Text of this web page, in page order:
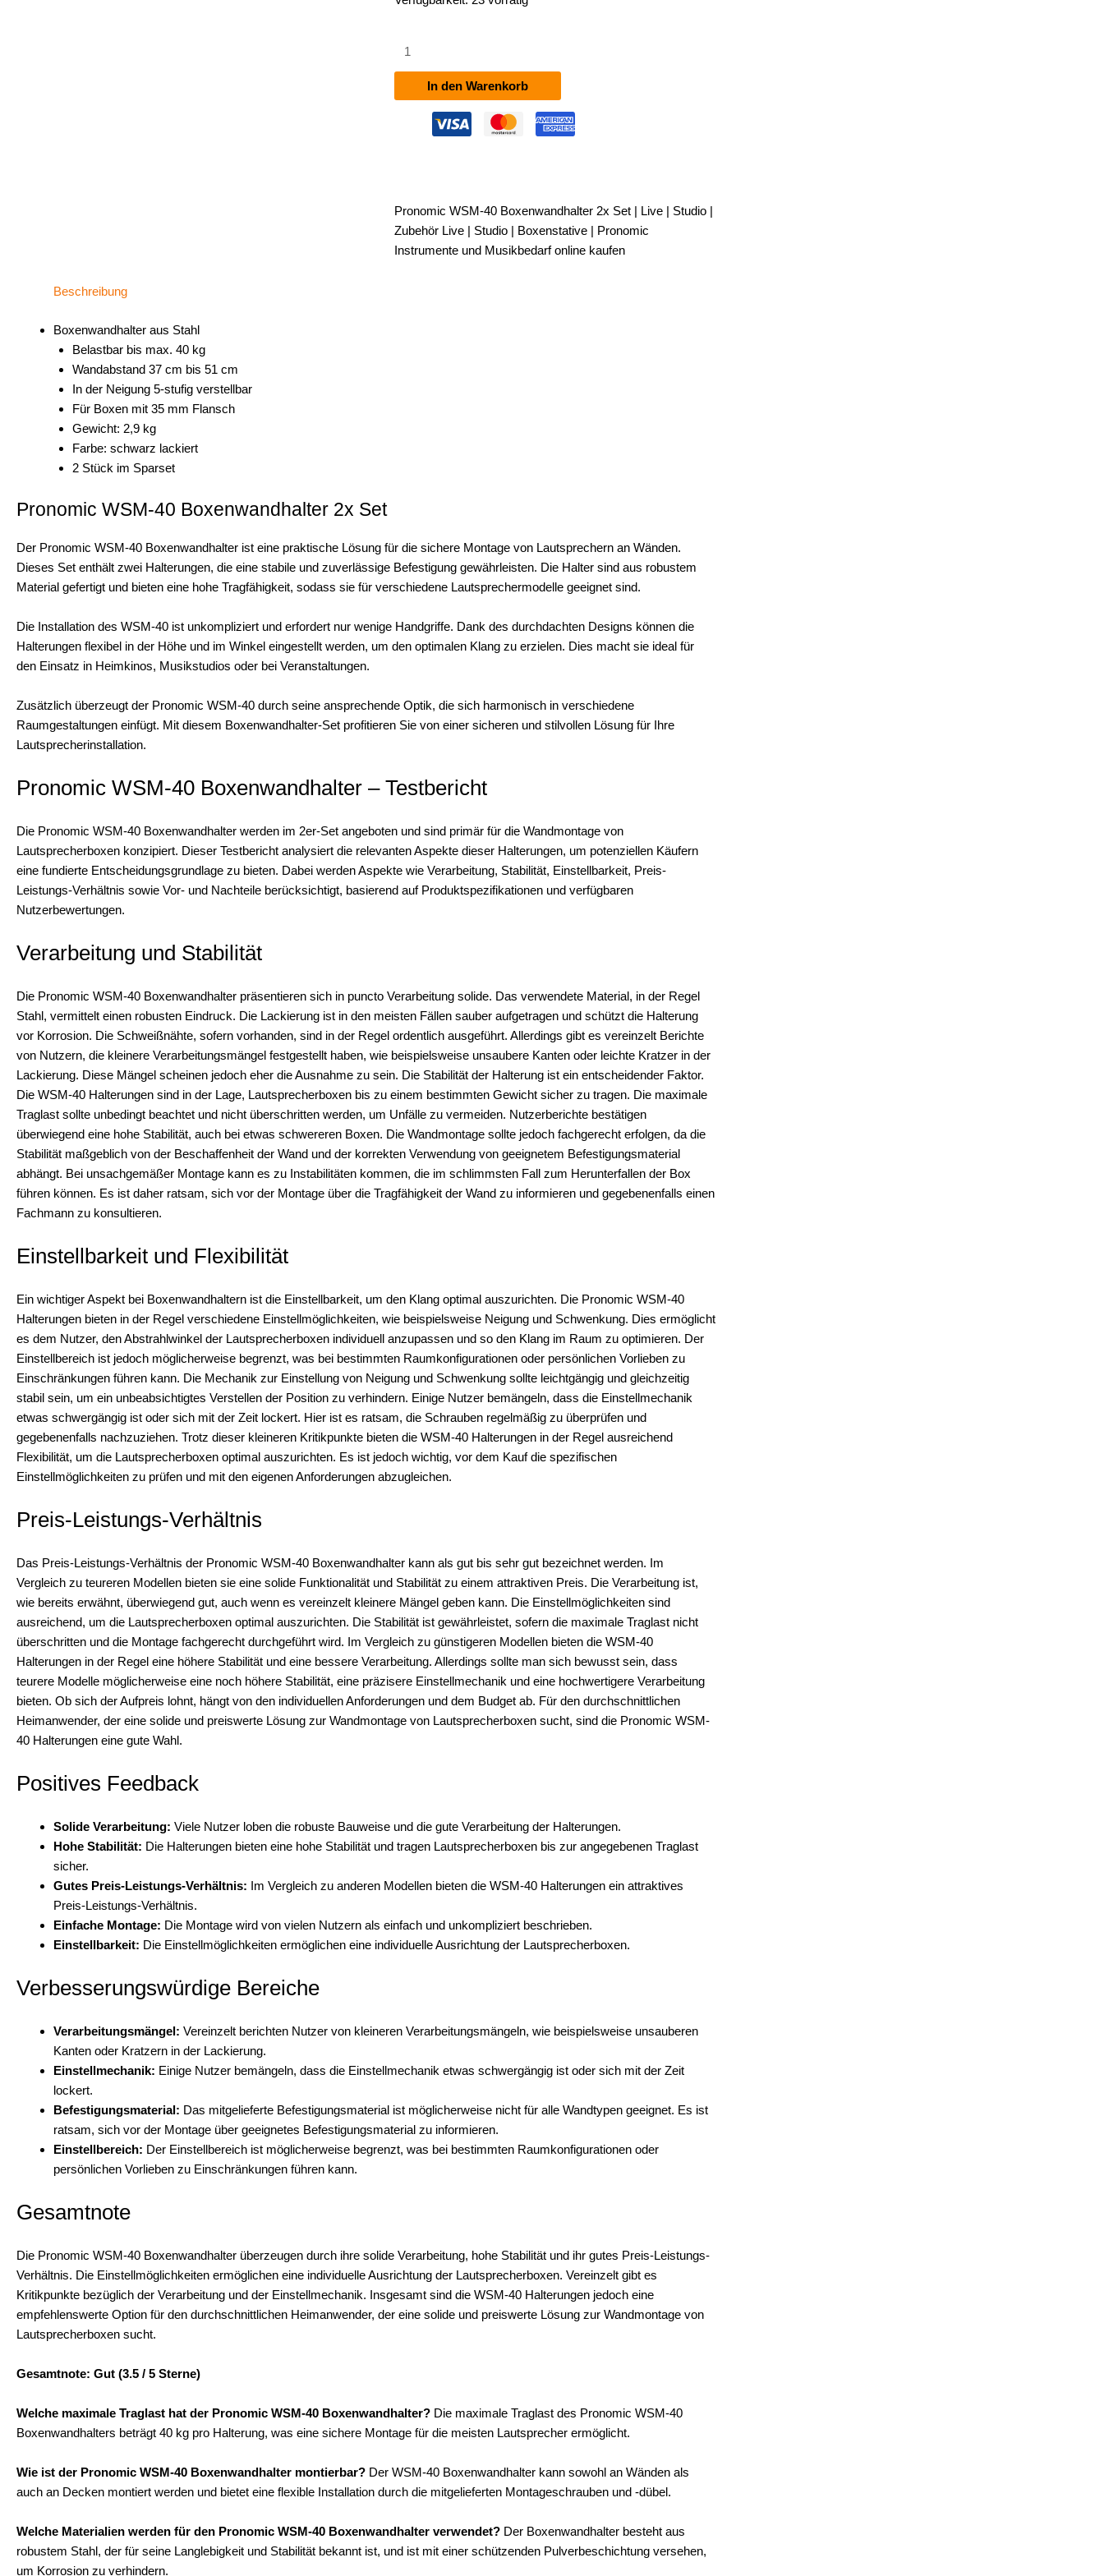
WSM-
Boxenwandhalter
In den Warenkorb
Pronomic WSM-40 Boxenwandhalter 2x Set | Live | Studio |
Zubehör Live | Studio | Boxenstative | Pronomic
Instrumente und Musikbedarf online kaufen
Beschreibung
Boxenwandhalter aus Stahl
Belastbar bis max. 40 kg
Wandabstand 37 cm bis 51 cm
In der Neigung 5-stufig verstellbar
Für Boxen mit 35 mm Flansch
Gewicht: 2,9 kg
Farbe: schwarz lackiert
2 Stück im Sparset
Pronomic WSM-40 Boxenwandhalter 2x Set
Der Pronomic WSM-40 Boxenwandhalter ist eine praktische Lösung für die sichere Montage von Lautsprechern an Wänden.
Dieses Set enthält zwei Halterungen, die eine stabile und zuverlässige Befestigung gewährleisten. Die Halter sind aus robustem
Material gefertigt und bieten eine hohe Tragfähigkeit, sodass sie für verschiedene Lautsprechermodelle geeignet sind.
Die Installation des WSM-40 ist unkompliziert und erfordert nur wenige Handgriffe. Dank des durchdachten Designs können die
Halterungen flexibel in der Höhe und im Winkel eingestellt werden, um den optimalen Klang zu erzielen. Dies macht sie ideal für
den Einsatz in Heimkinos, Musikstudios oder bei Veranstaltungen.
Zusätzlich überzeugt der Pronomic WSM-40 durch seine ansprechende Optik, die sich harmonisch in verschiedene
Raumgestaltungen einfügt. Mit diesem Boxenwandhalter-Set profitieren Sie von einer sicheren und stilvollen Lösung für Ihre
Lautsprecherinstallation.
Pronomic WSM-40 Boxenwandhalter – Testbericht
Die Pronomic WSM-40 Boxenwandhalter werden im 2er-Set angeboten und sind primär für die Wandmontage von
Lautsprecherboxen konzipiert. Dieser Testbericht analysiert die relevanten Aspekte dieser Halterungen, um potenziellen Käufern
eine fundierte Entscheidungsgrundlage zu bieten. Dabei werden Aspekte wie Verarbeitung, Stabilität, Einstellbarkeit, Preis-
Leistungs-Verhältnis sowie Vor- und Nachteile berücksichtigt, basierend auf Produktspezifikationen und verfügbaren
Nutzerbewertungen.
Verarbeitung und Stabilität
Die Pronomic WSM-40 Boxenwandhalter präsentieren sich in puncto Verarbeitung solide. Das verwendete Material, in der Regel
Stahl, vermittelt einen robusten Eindruck. Die Lackierung ist in den meisten Fällen sauber aufgetragen und schützt die Halterung
vor Korrosion. Die Schweißnähte, sofern vorhanden, sind in der Regel ordentlich ausgeführt. Allerdings gibt es vereinzelt Berichte
von Nutzern, die kleinere Verarbeitungsmängel festgestellt haben, wie beispielsweise unsaubere Kanten oder leichte Kratzer in der
Lackierung. Diese Mängel scheinen jedoch eher die Ausnahme zu sein. Die Stabilität der Halterung ist ein entscheidender Faktor.
Die WSM-40 Halterungen sind in der Lage, Lautsprecherboxen bis zu einem bestimmten Gewicht sicher zu tragen. Die maximale
Traglast sollte unbedingt beachtet und nicht überschritten werden, um Unfälle zu vermeiden. Nutzerberichte bestätigen
überwiegend eine hohe Stabilität, auch bei etwas schwereren Boxen. Die Wandmontage sollte jedoch fachgerecht erfolgen, da die
Stabilität maßgeblich von der Beschaffenheit der Wand und der korrekten Verwendung von geeignetem Befestigungsmaterial
abhängt. Bei unsachgemäßer Montage kann es zu Instabilitäten kommen, die im schlimmsten Fall zum Herunterfallen der Box
führen können. Es ist daher ratsam, sich vor der Montage über die Tragfähigkeit der Wand zu informieren und gegebenenfalls einen
Fachmann zu konsultieren.
Einstellbarkeit und Flexibilität
Ein wichtiger Aspekt bei Boxenwandhaltern ist die Einstellbarkeit, um den Klang optimal auszurichten. Die Pronomic WSM-40
Halterungen bieten in der Regel verschiedene Einstellmöglichkeiten, wie beispielsweise Neigung und Schwenkung. Dies ermöglicht
es dem Nutzer, den Abstrahlwinkel der Lautsprecherboxen individuell anzupassen und so den Klang im Raum zu optimieren. Der
Einstellbereich ist jedoch möglicherweise begrenzt, was bei bestimmten Raumkonfigurationen oder persönlichen Vorlieben zu
Einschränkungen führen kann. Die Mechanik zur Einstellung von Neigung und Schwenkung sollte leichtgängig und gleichzeitig
stabil sein, um ein unbeabsichtigtes Verstellen der Position zu verhindern. Einige Nutzer bemängeln, dass die Einstellmechanik
etwas schwergängig ist oder sich mit der Zeit lockert. Hier ist es ratsam, die Schrauben regelmäßig zu überprüfen und
gegebenenfalls nachzuziehen. Trotz dieser kleineren Kritikpunkte bieten die WSM-40 Halterungen in der Regel ausreichend
Flexibilität, um die Lautsprecherboxen optimal auszurichten. Es ist jedoch wichtig, vor dem Kauf die spezifischen
Einstellmöglichkeiten zu prüfen und mit den eigenen Anforderungen abzugleichen.
Preis-Leistungs-Verhältnis
Das Preis-Leistungs-Verhältnis der Pronomic WSM-40 Boxenwandhalter kann als gut bis sehr gut bezeichnet werden. Im
Vergleich zu teureren Modellen bieten sie eine solide Funktionalität und Stabilität zu einem attraktiven Preis. Die Verarbeitung ist,
wie bereits erwähnt, überwiegend gut, auch wenn es vereinzelt kleinere Mängel geben kann. Die Einstellmöglichkeiten sind
ausreichend, um die Lautsprecherboxen optimal auszurichten. Die Stabilität ist gewährleistet, sofern die maximale Traglast nicht
überschritten und die Montage fachgerecht durchgeführt wird. Im Vergleich zu günstigeren Modellen bieten die WSM-40
Halterungen in der Regel eine höhere Stabilität und eine bessere Verarbeitung. Allerdings sollte man sich bewusst sein, dass
teurere Modelle möglicherweise eine noch höhere Stabilität, eine präzisere Einstellmechanik und eine hochwertigere Verarbeitung
bieten. Ob sich der Aufpreis lohnt, hängt von den individuellen Anforderungen und dem Budget ab. Für den durchschnittlichen
Heimanwender, der eine solide und preiswerte Lösung zur Wandmontage von Lautsprecherboxen sucht, sind die Pronomic WSM-
40 Halterungen eine gute Wahl.
Positives Feedback
Solide Verarbeitung: Viele Nutzer loben die robuste Bauweise und die gute Verarbeitung der Halterungen.
Hohe Stabilität: Die Halterungen bieten eine hohe Stabilität und tragen Lautsprecherboxen bis zur angegebenen Traglast
sicher.
Gutes Preis-Leistungs-Verhältnis: Im Vergleich zu anderen Modellen bieten die WSM-40 Halterungen ein attraktives
Preis-Leistungs-Verhältnis.
Einfache Montage: Die Montage wird von vielen Nutzern als einfach und unkompliziert beschrieben.
Einstellbarkeit: Die Einstellmöglichkeiten ermöglichen eine individuelle Ausrichtung der Lautsprecherboxen.
Verbesserungswürdige Bereiche
Verarbeitungsmängel: Vereinzelt berichten Nutzer von kleineren Verarbeitungsmängeln, wie beispielsweise unsauberen
Kanten oder Kratzern in der Lackierung.
Einstellmechanik: Einige Nutzer bemängeln, dass die Einstellmechanik etwas schwergängig ist oder sich mit der Zeit
lockert.
Befestigungsmaterial: Das mitgelieferte Befestigungsmaterial ist möglicherweise nicht für alle Wandtypen geeignet. Es ist
ratsam, sich vor der Montage über geeignetes Befestigungsmaterial zu informieren.
Einstellbereich: Der Einstellbereich ist möglicherweise begrenzt, was bei bestimmten Raumkonfigurationen oder
persönlichen Vorlieben zu Einschränkungen führen kann.
Gesamtnote
Die Pronomic WSM-40 Boxenwandhalter überzeugen durch ihre solide Verarbeitung, hohe Stabilität und ihr gutes Preis-Leistungs-
Verhältnis. Die Einstellmöglichkeiten ermöglichen eine individuelle Ausrichtung der Lautsprecherboxen. Vereinzelt gibt es
Kritikpunkte bezüglich der Verarbeitung und der Einstellmechanik. Insgesamt sind die WSM-40 Halterungen jedoch eine
empfehlenswerte Option für den durchschnittlichen Heimanwender, der eine solide und preiswerte Lösung zur Wandmontage von
Lautsprecherboxen sucht.
Gesamtnote: Gut (3.5 / 5 Sterne)
Welche maximale Traglast hat der Pronomic WSM-40 Boxenwandhalter? Die maximale Traglast des Pronomic WSM-40
Boxenwandhalters beträgt 40 kg pro Halterung, was eine sichere Montage für die meisten Lautsprecher ermöglicht.
Wie ist der Pronomic WSM-40 Boxenwandhalter montierbar? Der WSM-40 Boxenwandhalter kann sowohl an Wänden als
auch an Decken montiert werden und bietet eine flexible Installation durch die mitgelieferten Montageschrauben und -dübel.
Welche Materialien werden für den Pronomic WSM-40 Boxenwandhalter verwendet? Der Boxenwandhalter besteht aus
robustem Stahl, der für seine Langlebigkeit und Stabilität bekannt ist, und ist mit einer schützenden Pulverbeschichtung versehen,
um Korrosion zu verhindern.